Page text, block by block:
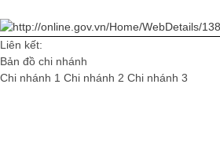
Liên kết:
Bản đồ chi nhánh
Chi nhánh 1 Chi nhánh 2 Chi nhánh 3